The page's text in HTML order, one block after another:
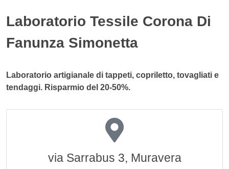
Laboratorio Tessile Corona Di
Fanunza Simonetta
Laboratorio artigianale di tappeti, copriletto, tovagliati e
tendaggi. Risparmio del 20-50%.
via Sarrabus 3, Muravera